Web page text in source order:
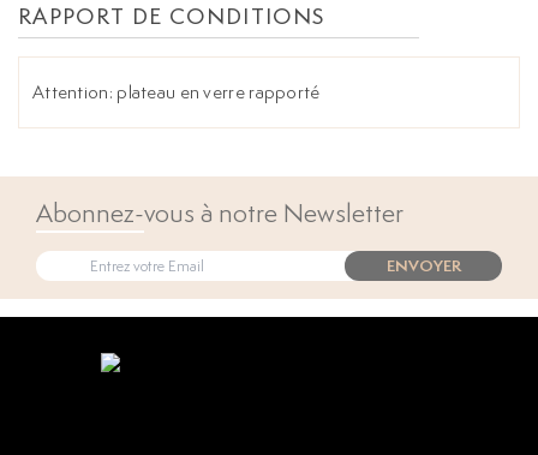
RAPPORT DE CONDITIONS
Attention: plateau en verre rapporté
Abonnez-vous à notre Newsletter
ENVOYER